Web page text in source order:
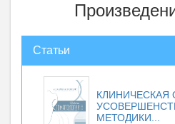
Статьи
КЛИНИЧЕСКАЯ
МЕТОДИКИ...